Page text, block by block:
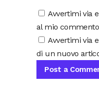
Avvertimi via
al mio
Avvertimi via
di un nuovo